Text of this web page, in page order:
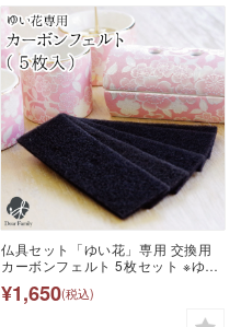
仏具セット「ゆい花」専用 交換用
カーボンフェルト 5枚セット ※ゆい
応カーボン フェルト 防火 防炎
¥1,650(税込)